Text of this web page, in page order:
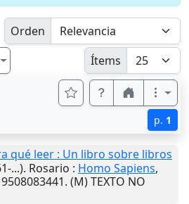
Orden
Ítems
p. 1
qué leer : Un libro sobre libros
...). Rosario : Homo Sapiens,
(M) TEXTO NO